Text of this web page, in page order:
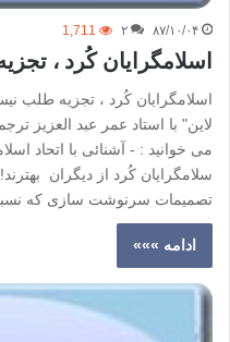
۸۷/۱۰/۰۴ ۲ 1,711
اسلامگرایان کُرد ،
اسلامگرایان کُرد ، تجزیه طلب
لاین" با استاد عمر عبد العزیز
می خوانید : - آشنائی با اتحاد
سلامگرایان کُرد از دیگران
تصمیمات سرنوشت سازی که
ادامه »»»